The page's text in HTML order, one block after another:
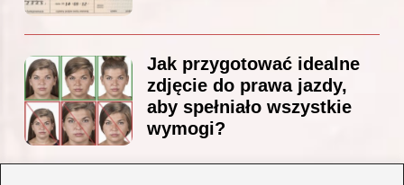
Jak przygotować idealne
zdjęcie do prawa jazdy,
aby spełniało wszystkie
wymogi?